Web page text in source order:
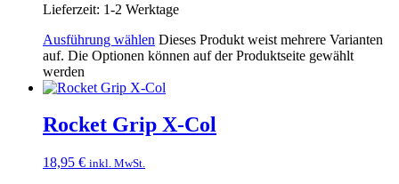
Lieferzeit: 1-2 Werktage
Ausführung wählen Dieses Produkt weist mehrere Varianten
auf. Die Optionen können auf der Produktseite gewählt
werden
Rocket Grip X-Col
18,95 € inkl. MwSt.